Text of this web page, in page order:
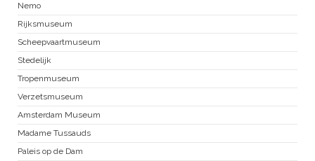
Nemo
Rijksmuseum
Scheepvaartmuseum
Stedelijk
Tropenmuseum
Verzetsmuseum
Amsterdam Museum
Madame Tussauds
Paleis op de Dam